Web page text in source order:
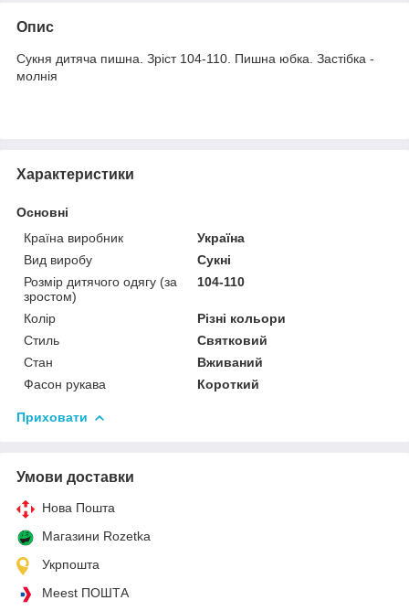
Опис
Сукня дитяча пишна. Зріст 104-110. Пишна юбка. Застібка -
молнія
Характеристики
Основні
Країна виробник
Україна
Вид виробу
Сукні
Розмір дитячого одягу (за
зростом)
104-110
Колір
Різні кольори
Стиль
Святковий
Стан
Вживаний
Фасон рукава
Короткий
Приховати
Умови доставки
Нова Пошта
Магазини Rozetka
Укрпошта
Meest ПОШТА